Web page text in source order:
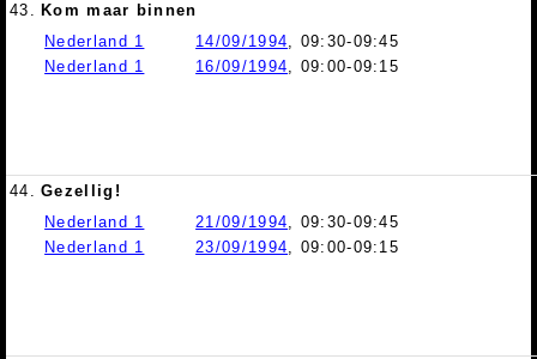
43. Kom maar binnen
Nederland 1
14/09/1994, 09:30-09:45
Nederland 1
16/09/1994, 09:00-09:15
44. Gezellig!
Nederland 1
21/09/1994, 09:30-09:45
Nederland 1
23/09/1994, 09:00-09:15